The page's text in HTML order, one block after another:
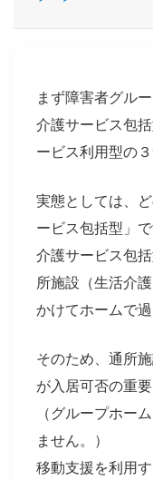
まず障害者グル
介護サービス包
ービス利用型の
実態としては、
ービス包括型」で
介護サービス包
所施設（生活介
かけてホームで
そのため、通所
が入居可否の重
（グループホー
ません。）
移動支援を利用